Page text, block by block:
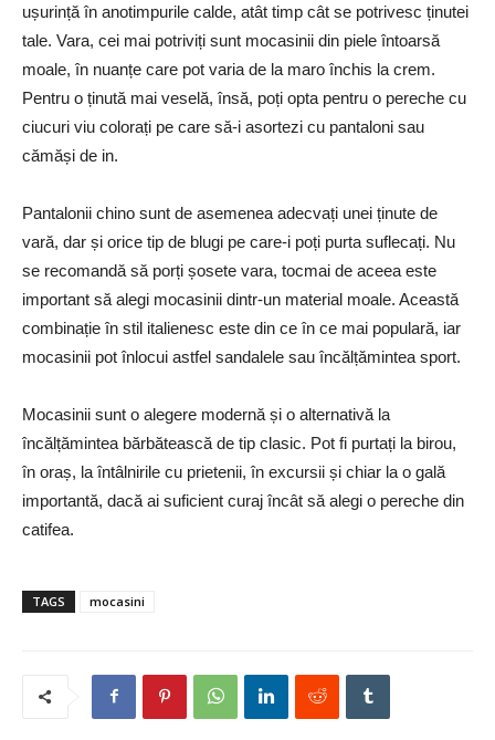
ușurință în anotimpurile calde, atât timp cât se potrivesc ținutei
tale. Vara, cei mai potriviți sunt mocasinii din piele întoarsă
moale, în nuanțe care pot varia de la maro închis la crem.
Pentru o ținută mai veselă, însă, poți opta pentru o pereche cu
ciucuri viu colorați pe care să-i asortezi cu pantaloni sau
cămăși de in.
Pantalonii chino sunt de asemenea adecvați unei ținute de
vară, dar și orice tip de blugi pe care-i poți purta suflecați. Nu
se recomandă să porți șosete vara, tocmai de aceea este
important să alegi mocasinii dintr-un material moale. Această
combinație în stil italienesc este din ce în ce mai populară, iar
mocasinii pot înlocui astfel sandalele sau încălțămintea sport.
Mocasinii sunt o alegere modernă și o alternativă la
încălțămintea bărbătească de tip clasic. Pot fi purtați la birou,
în oraș, la întâlnirile cu prietenii, în excursii și chiar la o gală
importantă, dacă ai suficient curaj încât să alegi o pereche din
catifea.
TAGS mocasini